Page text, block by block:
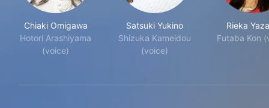
Chiaki Omigawa
Hotori Arashiyama
(voice)
Satsuki Yukino
Shizuka Kameidou
(voice)
Rieka
Futaba Kon